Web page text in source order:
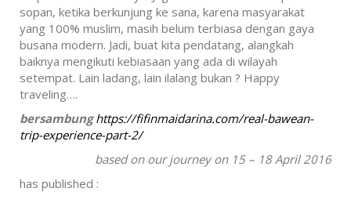
sopan, ketika berkunjung ke sana, karena masyarakat
yang 100% muslim, masih belum terbiasa dengan gaya
busana modern. Jadi, buat kita pendatang, alangkah
baiknya mengikuti kebiasaan yang ada di wilayah
setempat. Lain ladang, lain ilalang bukan ? Happy
traveling….
bersambunghttps://fifinmaidarina.com/real-bawean-
trip-experience-part-2/
based on our journey on 15 – 18 April 2016
has published :